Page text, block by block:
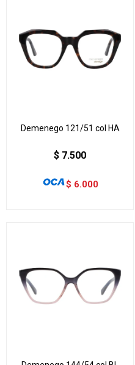
Demenego 121/51 col HA
$ 7.500
$ 6.000